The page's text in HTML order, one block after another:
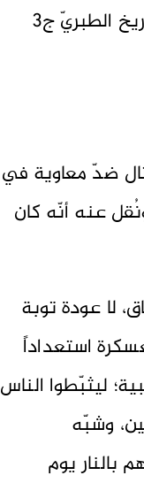
بخروجها، وخذّل الناس عن أمير المؤمنين (ع) في الكوفة. [ينظر: تاريخ الطبريّ ج3
ضدّ معاوية في
عنه أنّه كان
لا عودة توبة
استعداداً
ليثبّطوا الناس
وشبّه
بالنار يوم